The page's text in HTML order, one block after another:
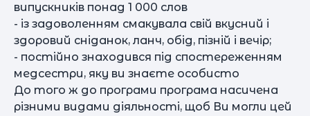
випускників понад 1 000 слов
- із задоволенням смакувала свій вкусний і
здоровий сніданок, ланч, обід, пізній і вечір;
- постійно знаходився під спостереженням
медсестри, яку ви знаєте особисто
До того ж до програми програма насичена
різними видами діяльності, щоб Ви могли цей